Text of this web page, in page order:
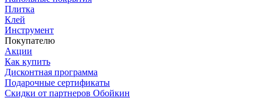
Плитка
Клей
Инструмент
Покупателю
Акции
Как купить
Дисконтная программа
Подарочные сертификаты
Скидки от партнеров Обойкин